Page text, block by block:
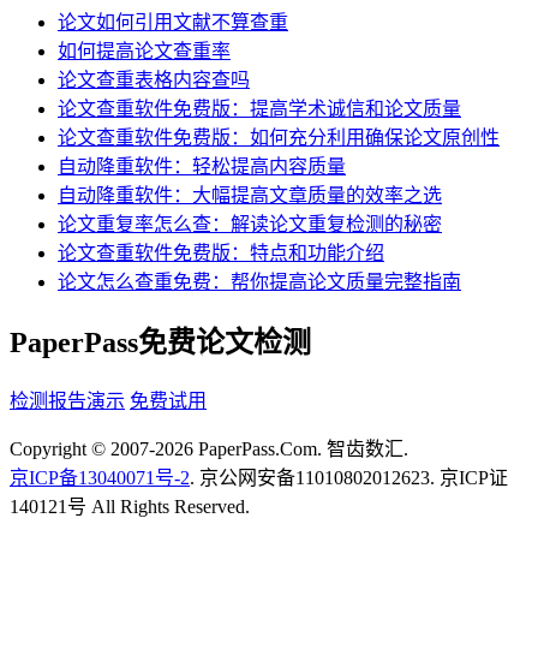
论文如何引用文献不算查重
如何提高论文查重率
论文查重表格内容查吗
论文查重软件免费版：提高学术诚信和论文质量
论文查重软件免费版：如何充分利用确保论文原创性
自动降重软件：轻松提高内容质量
自动降重软件：大幅提高文章质量的效率之选
论文重复率怎么查：解读论文重复检测的秘密
论文查重软件免费版：特点和功能介绍
论文怎么查重免费：帮你提高论文质量完整指南
PaperPass免费论文检测
检测报告演示 免费试用
Copyright © 2007-2026 PaperPass.Com. 智齿数汇.
京ICP备13040071号-2. 京公网安备11010802012623. 京ICP证
140121号 All Rights Reserved.